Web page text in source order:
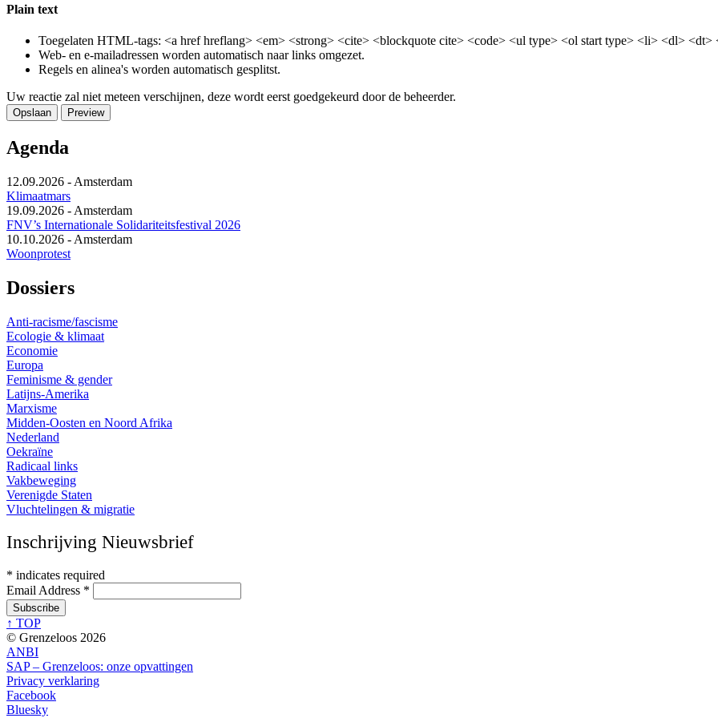
Plain text
Toegelaten HTML-tags: <a href hreflang> <em> <strong> <cite> <blockquote cite> <code> <ul type> <ol start type> <li> <dl> <dt>
Web- en e-mailadressen worden automatisch naar links omgezet.
Regels en alinea's worden automatisch gesplitst.
Uw reactie zal niet meteen verschijnen, deze wordt eerst goedgekeurd door de beheerder.
Agenda
12.09.2026 - Amsterdam
Klimaatmars
19.09.2026 - Amsterdam
FNV’s Internationale Solidariteitsfestival 2026
10.10.2026 - Amsterdam
Woonprotest
Dossiers
Anti-racisme/fascisme
Ecologie & klimaat
Economie
Europa
Feminisme & gender
Latijns-Amerika
Marxisme
Midden-Oosten en Noord Afrika
Nederland
Oekraïne
Radicaal links
Vakbeweging
Verenigde Staten
Vluchtelingen & migratie
Inschrijving Nieuwsbrief
* indicates required
Email Address *
↑ TOP
© Grenzeloos 2026
ANBI
SAP – Grenzeloos: onze opvattingen
Privacy verklaring
Facebook
Bluesky